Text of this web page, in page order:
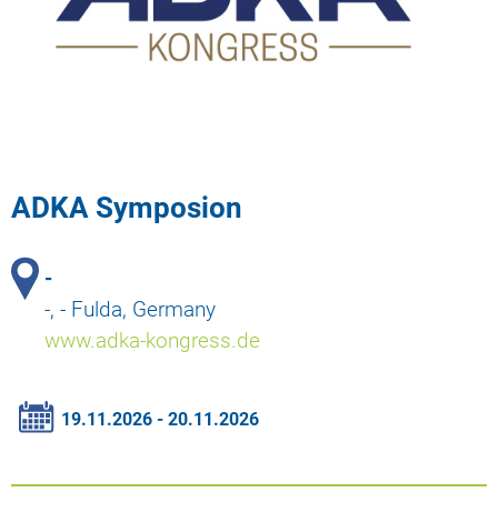
ADKA Symposion
-
-, - Fulda, Germany
www.adka-kongress.de
19.11.2026 - 20.11.2026